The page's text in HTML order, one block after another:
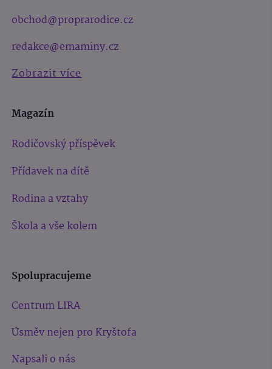
obchod@proprarodice.cz
redakce@emaminy.cz
Zobrazit více
Magazín
Rodičovský příspěvek
Přídavek na dítě
Rodina a vztahy
Škola a vše kolem
Spolupracujeme
Centrum LIRA
Úsměv nejen pro Kryštofa
Napsali o nás